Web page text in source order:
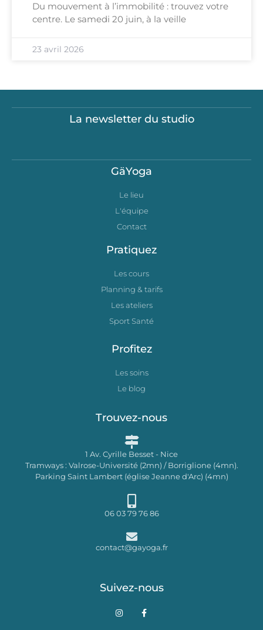
Du mouvement à l’immobilité : trouvez votre
centre. Le samedi 20 juin, à la veille
23 avril 2026
La newsletter du studio
GäYoga
Le lieu
L'équipe
Contact
Pratiquez
Les cours
Planning & tarifs
Les ateliers
Sport Santé
Profitez
Les soins
Le blog
Trouvez-nous
1 Av. Cyrille Besset - Nice
Tramways : Valrose-Université (2mn) / Borriglione (4mn).
Parking Saint Lambert (église Jeanne d'Arc) (4mn)
06 03 79 76 86
contact@gayoga.fr
Suivez-nous
I
n
F
a